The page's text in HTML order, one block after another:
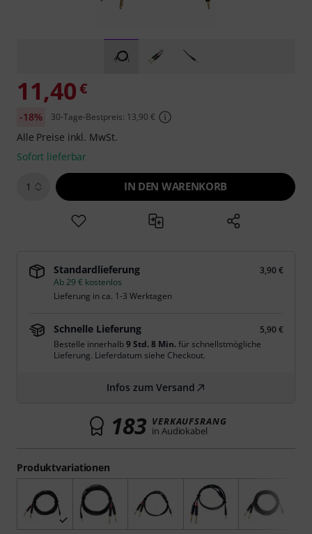
Produktvariationen
11,40€
-18% 30-Tage-Bestpreis: 13,90 €
Alle Preise inkl. MwSt.
Sofort lieferbar
1 IN DEN WARENKORB
Standardlieferung
3,90 €
Ab 29 € kostenlos
Lieferung in ca. 1-3 Werktagen
Schnelle Lieferung
5,90 €
Bestelle innerhalb9 Std. 8 Min.für schnellstmögliche
Lieferung. Lieferdatum siehe Checkout.
Infos zum Versand
183 VERKAUFSRANG
in Audiokabel